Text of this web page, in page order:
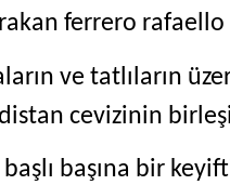
ferrero
ve tatlıların
cevizinin
başına bir